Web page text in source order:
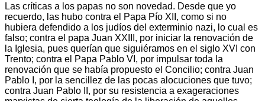
Las críticas a los papas no son novedad. Desde que yo
recuerdo, las hubo contra el Papa Pío XII, como si no
hubiera defendido a los judíos del exterminio nazi, lo cual es
falso; contra el papa Juan XXIII, por iniciar la renovación de
la Iglesia, pues querían que siguiéramos en el siglo XVI con
Trento; contra el Papa Pablo VI, por impulsar toda la
renovación que se había propuesto el Concilio; contra Juan
Pablo I, por la sencillez de las pocas alocuciones que tuvo;
contra Juan Pablo II, por su resistencia a exageraciones